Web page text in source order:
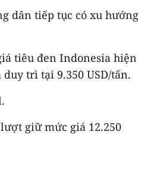
dân tiếp tục có xu hướng
tiêu đen Indonesia hiện
trì tại 9.350 USD/tấn.
giữ mức giá 12.250